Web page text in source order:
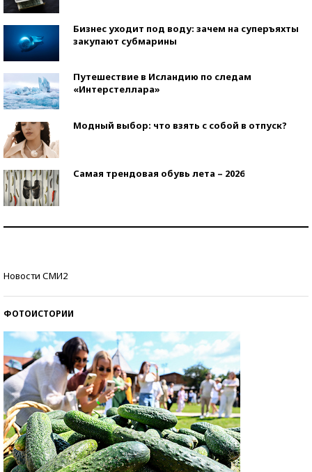
Бизнес уходит под воду: зачем на суперъяхты
закупают субмарины
Путешествие в Исландию по следам
«Интерстеллара»
Модный выбор: что взять с собой в отпуск?
Самая трендовая обувь лета – 2026
Новости СМИ2
ФОТОИСТОРИИ